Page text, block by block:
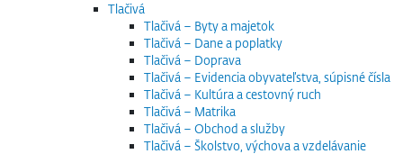
Tlačivá
Tlačivá – Byty a majetok
Tlačivá – Dane a poplatky
Tlačivá – Doprava
Tlačivá – Evidencia obyvateľstva, súpisné čísla
Tlačivá – Kultúra a cestovný ruch
Tlačivá – Matrika
Tlačivá – Obchod a služby
Tlačivá – Školstvo, výchova a vzdelávanie